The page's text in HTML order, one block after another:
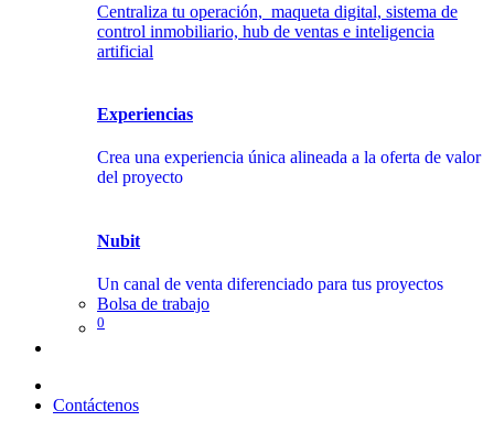
Centraliza tu operación, maqueta digital, sistema de
control inmobiliario, hub de ventas e inteligencia
artificial
Experiencias
Crea una experiencia única alineada a la oferta de valor
del proyecto
Nubit
Un canal de venta diferenciado para tus proyectos
Bolsa de trabajo
0
Contáctenos